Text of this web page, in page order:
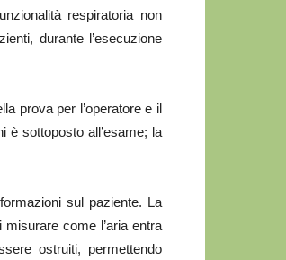
respiratoria non
durante l’esecuzione
prova per l’operatore e il
è sottoposto all’esame; la
sul paziente. La
come l’aria entra
ostruiti, permettendo